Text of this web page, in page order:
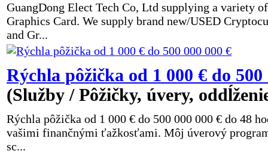
GuangDong Elect Tech Co, Ltd supplying a variety
Graphics Card. We supply brand new/USED
and Gr...
Rýchla pôžička od 1 000 € do 500
(Služby / Pôžičky, úvery,
Rýchla pôžička od 1 000 € do 500 000 000 € do 48
vašimi finančnými ťažkosťami. Môj úverový
sc...